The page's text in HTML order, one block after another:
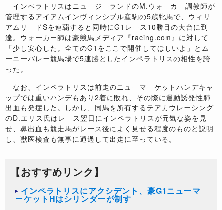
インペラトリスはニュージーランドのM.ウォーカー調教師が
管理するアイアムインヴィンシブル産駒の5歳牝馬で、ウィリ
アムリードSを連覇すると同時にG1レース10勝目の大台に到
達。ウォーカー師は豪競馬メディア『racing.com』に対して
「少し安心した。全てのG1をここで開催してほしいよ」とム
ーニーバレー競馬場で5連勝としたインペラトリスの相性を誇
った。
なお、インペラトリスは前走のニューマーケットハンデキャ
ップでは重いハンデもあり2着に敗れ、その際に運動誘発性肺
出血も発症した。しかし、同馬を所有するテアカウレーシング
のD.エリス氏はレース翌日にインペラトリスが元気な姿を見
せ、鼻出血も競走馬がレース後によく見せる程度のものと説明
し、獣医検査も無事に通過して出走に至っている。
【おすすめリンク】
インペラトリスにアクシデント、豪G1ニューマ
ーケットHはシリンダーが制す